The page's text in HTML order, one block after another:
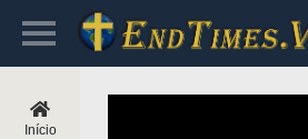
Início